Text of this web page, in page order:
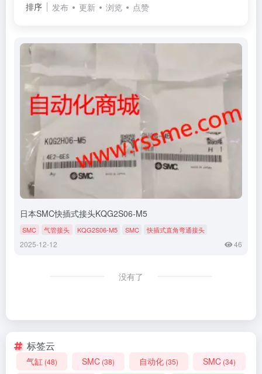
排序 发布 更新 浏览 点赞
日本SMC快插式接头KQG2S06-M5
SMC 气管接头 KQG2S06-M5 SMC 快插式直角弯通接头
2025-12-12 46
没有了
标签云
气缸 (48) SMC (38) 自动化 (35) SMC (34)